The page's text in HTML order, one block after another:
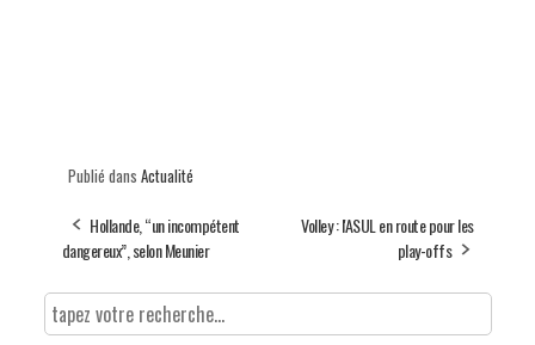
Publié dans Actualité
Hollande, “un incompétent
dangereux”, selon Meunier
Volley : l'ASUL en route pour les
play-offs